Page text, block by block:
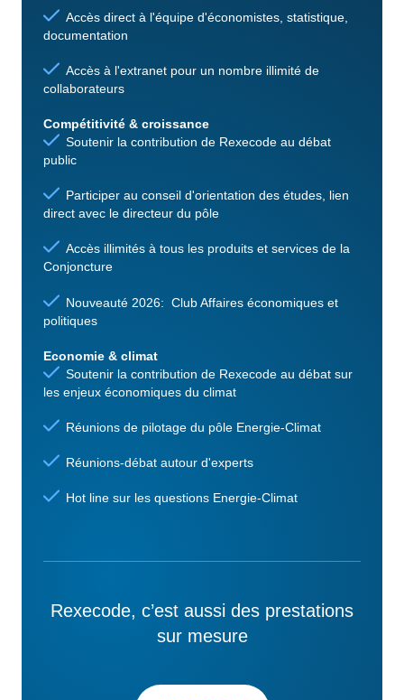
Accès direct à l'équipe d'économistes, statistique,
documentation
Accès à l'extranet pour un nombre illimité de
collaborateurs
Compétitivité & croissance
Soutenir la contribution de Rexecode au débat
public
Participer au conseil d'orientation des études, lien
direct avec le directeur du pôle
Accès illimités à tous les produits et services de la
Conjoncture
Nouveauté 2026: Club Affaires économiques et
politiques
Economie & climat
Soutenir la contribution de Rexecode au débat sur
les enjeux économiques du climat
Réunions de pilotage du pôle Energie-Climat
Réunions-débat autour d'experts
Hot line sur les questions Energie-Climat
Rexecode, c’est aussi des prestations
sur mesure